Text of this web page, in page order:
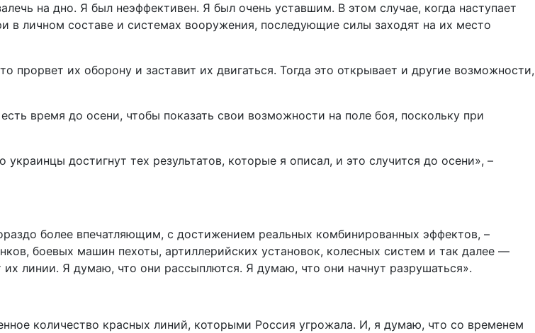
на дно. Я был неэффективен. Я был очень уставшим. В этом случае, когда наступает
в личном составе и системах вооружения, последующие силы заходят на их место
их оборону и заставит их двигаться. Тогда это открывает и другие возможности,
время до осени, чтобы показать свои возможности на поле боя, поскольку при
достигнут тех результатов, которые я описал, и это случится до осени», –
более впечатляющим, с достижением реальных комбинированных эффектов, –
боевых машин пехоты, артиллерийских установок, колесных систем и так далее —
линии. Я думаю, что они рассыплются. Я думаю, что они начнут разрушаться».
количество красных линий, которыми Россия угрожала. И, я думаю, что со временем